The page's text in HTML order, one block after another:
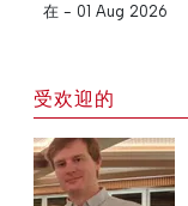
在 - 01 Aug 2026
受欢迎的